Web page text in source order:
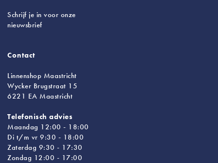
Schrijf je in voor onze
nieuwsbrief
Contact
Linnenshop Maastricht
Wycker Brugstraat 15
6221 EA Maastricht
Telefonisch advies
Maandag 12:00 - 18:00
Di t/m vr 9:30 - 18:00
Zaterdag 9:30 - 17:30
Zondag 12:00 - 17:00